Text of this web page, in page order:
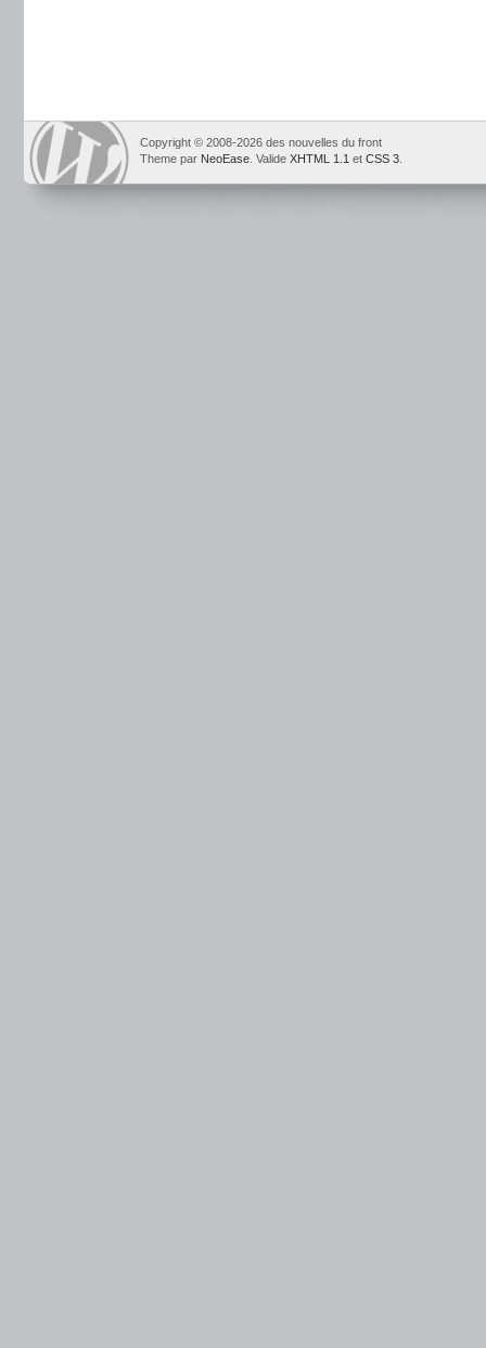
Copyright © 2008-2026 des nouvelles du front
Theme par NeoEase . Valide XHTML 1.1 et CSS 3